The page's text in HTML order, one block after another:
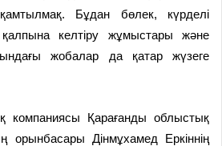
Бұдан бөлек, күрделі
келтіру жұмыстары және
жобалар да қатар жүзеге
компаниясы Қарағанды облыстық
орынбасары Дінмұхамед Еркіннің